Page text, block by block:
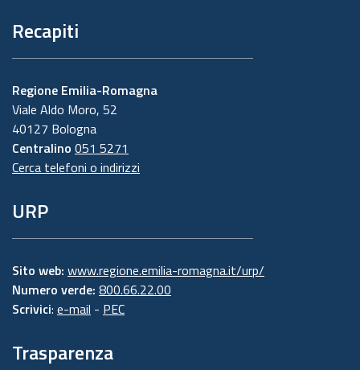
Recapiti
Regione Emilia-Romagna
Viale Aldo Moro, 52
40127 Bologna
Centralino 051 5271
Cerca telefoni o indirizzi
URP
Sito web: www.regione.emilia-romagna.it/urp/
Numero verde: 800.66.22.00
Scrivici: e-mail - PEC
Trasparenza